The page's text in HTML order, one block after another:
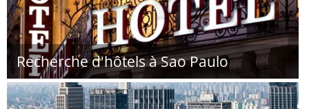
Recherche d'hôtels à Sao Paulo